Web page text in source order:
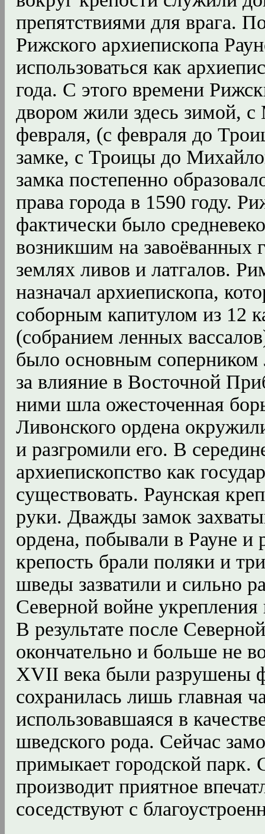
препятствиями для врага.
Рижского архиепископа
использоваться как
года. С этого времени
двором жили здесь зимой,
февраля, (с февраля до
замке, с Троицы до
замка постепенно
права города в 1590 году.
фактически было
возникшим на завоёванных
землях ливов и латгалов.
назначал архиепископа,
соборным капитулом из 12
(собранием ленных
было основным соперником
за влияние в Восточной
ними шла ожесточенная
Ливонского ордена
и разгромили его. В
архиепископство как
существовать. Раунская
руки. Дважды замок
ордена, побывали в Рауне и
крепость брали поляки и
шведы зазватили и сильно
Северной войне
В результате после
окончательно и больше не
XVII века были разрушены
сохранилась лишь главная
использовавшаяся в
шведского рода. Сейчас
примыкает городской парк.
производит приятное
соседствуют с